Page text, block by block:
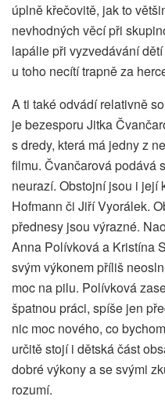
úplně křečovitě, jak to
nevhodných věcí při
lapálie při vyzvedávání
u toho necítí trapně za
A ti také odvádí relativně
je bezesporu Jitka
s dredy, která má jedny z
filmu. Čvančarová podává
neurazí. Obstojní jsou i její
Hofmann či Jiří Vyorálek.
přednesy jsou výrazné.
Anna Polívková a Kristína
svým výkonem příliš
moc na pilu. Polívková
špatnou práci, spíše jen
nic moc nového, co
určitě stojí i dětská část
dobré výkony a se svými
rozumí.